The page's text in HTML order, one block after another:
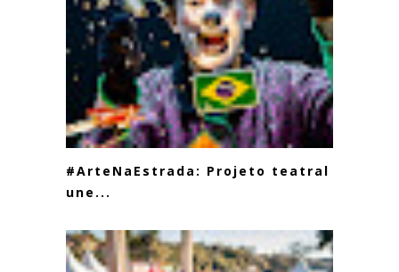
#ArteNaEstrada: Projeto teatral
une...